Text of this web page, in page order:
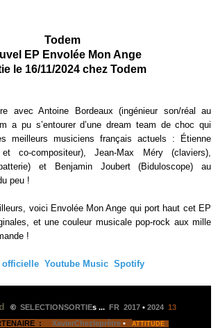
Todem
EP Envolée Mon Ange
le 16/11/2024 chez Todem
avec Antoine Bordeaux (ingénieur son/réal au
a pu s’entourer d’une dream team de choc qui
meilleurs musiciens français actuels : Étienne
co-compositeur), Jean-Max Méry (claviers),
et Benjamin Joubert (Biduloscope) au
peu !
voici Envolée Mon Ange qui port haut cet EP
et une couleur musicale pop-rock aux mille
!
officielle Youtube Music Spotify
© SELECTIONSORTIEs ... FR 2017• 2024 13
:
XavierChezleprêtre • ATTITUDE